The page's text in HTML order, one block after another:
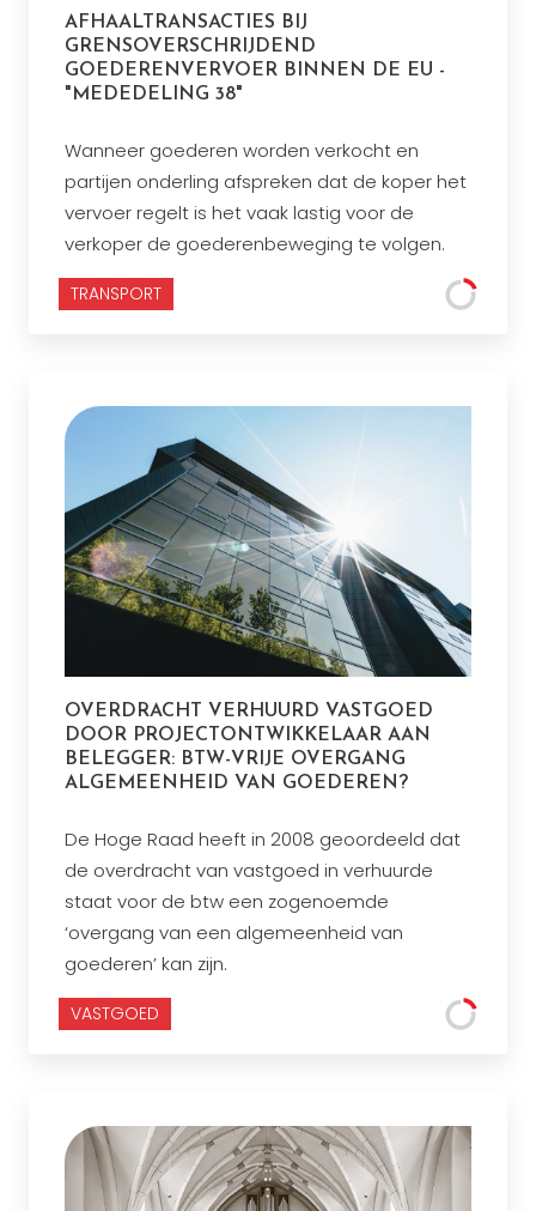
AFHAALTRANSACTIES BIJ
GRENSOVERSCHRIJDEND
GOEDERENVERVOER BINNEN DE EU -
"MEDEDELING 38"
Wanneer goederen worden verkocht en
partijen onderling afspreken dat de koper het
vervoer regelt is het vaak lastig voor de
verkoper de goederenbeweging te volgen.
TRANSPORT
OVERDRACHT VERHUURD VASTGOED
DOOR PROJECTONTWIKKELAAR AAN
BELEGGER: BTW-VRIJE OVERGANG
ALGEMEENHEID VAN GOEDEREN?
De Hoge Raad heeft in 2008 geoordeeld dat
de overdracht van vastgoed in verhuurde
staat voor de btw een zogenoemde
‘overgang van een algemeenheid van
goederen’ kan zijn.
VASTGOED